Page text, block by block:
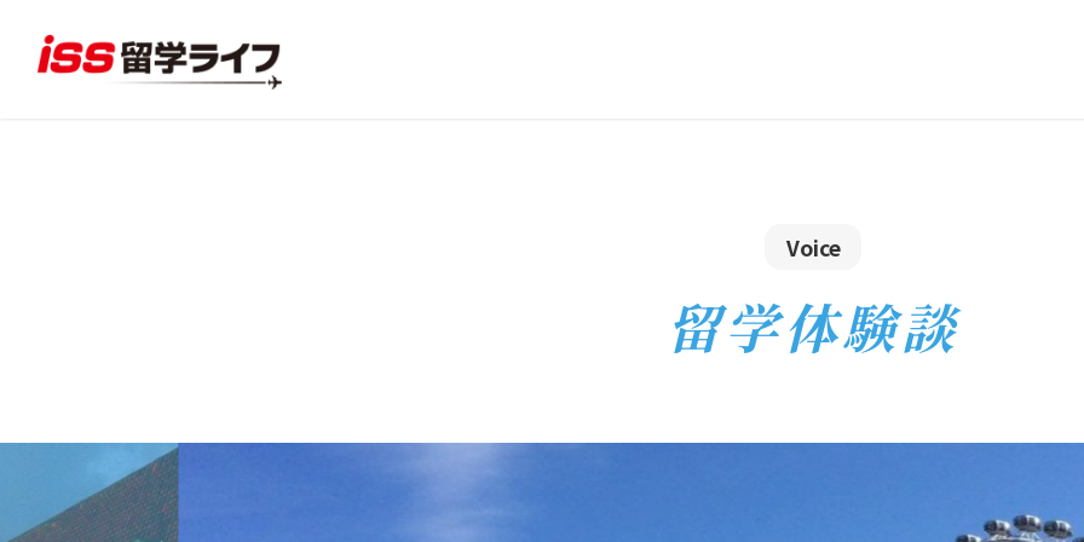
Voice
留学体験談